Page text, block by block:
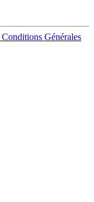
Conditions Générales